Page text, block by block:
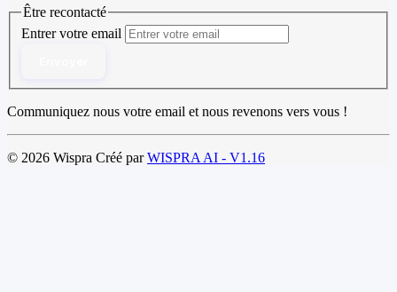
Être recontacté
Entrer votre email
Communiquez nous votre email et nous revenons vers vous !
© 2026 Wispra Créé parWISPRA AI - V1.16